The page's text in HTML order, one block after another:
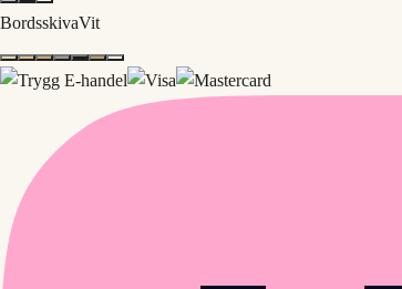
BordsskivaVit